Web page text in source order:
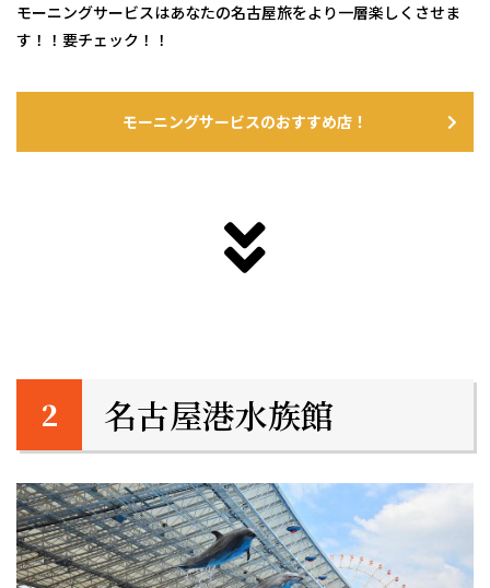
モーニングサービスはあなたの名古屋旅をより一層楽しくさせま
す！！要チェック！！
モーニングサービスのおすすめ店！
名古屋港水族館